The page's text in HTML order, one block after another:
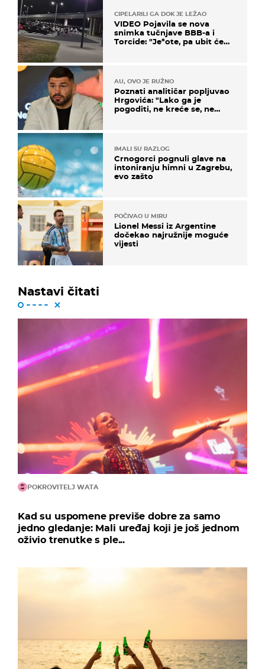
CIPELARILI GA DOK JE LEŽAO
VIDEO Pojavila se nova
snimka tučnjave BBB-a i
Torcide: "Je*ote, pa ubit će
AU, OVO JE RUŽNO
Poznati analitičar popljuvao
Hrgovića: "Lako ga je
pogoditi, ne kreće se, ne
IMALI SU RAZLOG
Crnogorci pognuli glave na
intoniranju himni u Zagrebu,
evo zašto
POČIVAO U MIRU
Lionel Messi iz Argentine
dočekao najružnije moguće
vijesti
Nastavi čitati
POKROVITELJ WATA
Kad su uspomene previše dobre za samo
jedno gledanje: Mali uređaj koji je još jednom
oživio trenutke s ple...